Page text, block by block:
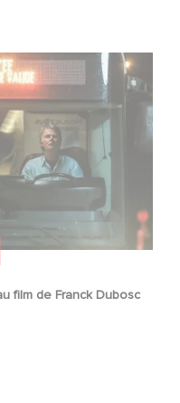
film de Franck Dubosc
film de Franck